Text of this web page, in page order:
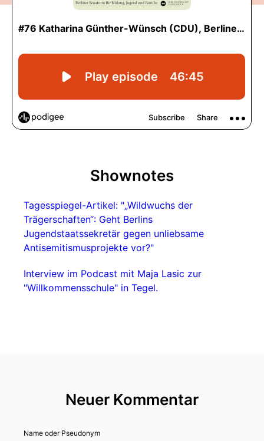
Shownotes
Tagesspiegel-Artikel: "„Wildwuchs der
Trägerschaften“: Geht Berlins
Jugendstaatssekretär gegen unliebsame
Antisemitismusprojekte vor?"
Interview im Podcast mit Maja Lasic zur
"Willkommensschule" in Tegel.
Neuer Kommentar
Name oder Pseudonym